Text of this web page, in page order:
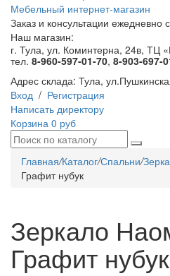
Мебельный интернет-магазин
Заказ и консультации ежедневно
Наш магазин:
г. Тула, ул. Коминтерна, 24в, ТЦ
тел. 8-960-597-01-70, 8-903-697-
Адрес склада: Тула,
Вход / Регистрация
Написать директору
Корзина 0 руб
Главная/Каталог/Спальни/
Графит нубук
Зеркало
Графит нубук